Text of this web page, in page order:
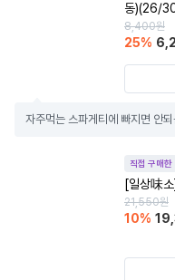
동)(26/
8,400원
25%
자주먹는 스파게티에 빠지면 안
직접 구매한
[일상味
21,550원
10%